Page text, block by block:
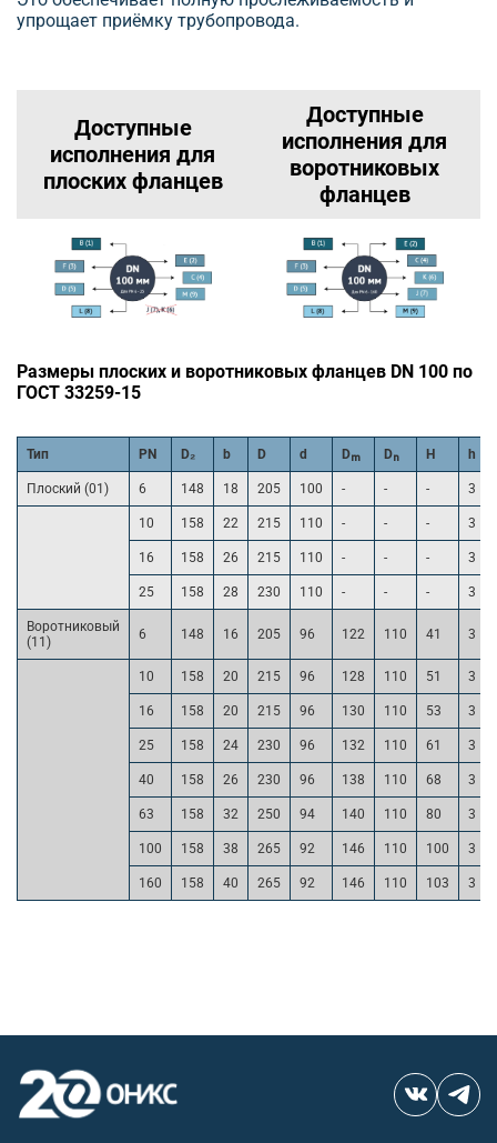
упрощает приёмку трубопровода.
Доступные
исполнения для
плоских фланцев
Доступные
исполнения для
воротниковых
фланцев
Размеры плоских и воротниковых фланцев DN 100 по
ГОСТ 33259-15
Тип PN D₂ b D d Dₘ Dₙ H h
Плоский (01) 6 148 18 205 100 - - - 3
10 158 22 215 110 - - - 3
16 158 26 215 110 - - - 3
25 158 28 230 110 - - - 3
Воротниковый
(11)
6 148 16 205 96 122 110 41 3
10 158 20 215 96 128 110 51 3
16 158 20 215 96 130 110 53 3
25 158 24 230 96 132 110 61 3
40 158 26 230 96 138 110 68 3
63 158 32 250 94 140 110 80 3
100 158 38 265 92 146 110 100 3
160 158 40 265 92 146 110 103 3